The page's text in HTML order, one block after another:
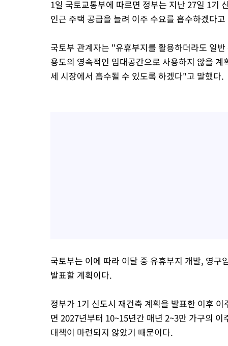
1일 국토교통부에 따르면 정부는 지난 27일 1기
인근 주택 공급을 늘려 이주 수요를 흡수하겠다
국토부 관계자는 "유휴부지를 활용하더라도 일
용도의 영속적인 임대공간으로 사용하지 않을
세 시장에서 흡수될 수 있도록 하겠다"고 말했다.
국토부는 이에 따라 이달 중 유휴부지 개발, 영
발표할 계획이다.
정부가 1기 신도시 재건축 계획을 발표한 이후
면 2027년부터 10~15년간 매년 2~3만 가구의
대책이 마련되지 않았기 때문이다.